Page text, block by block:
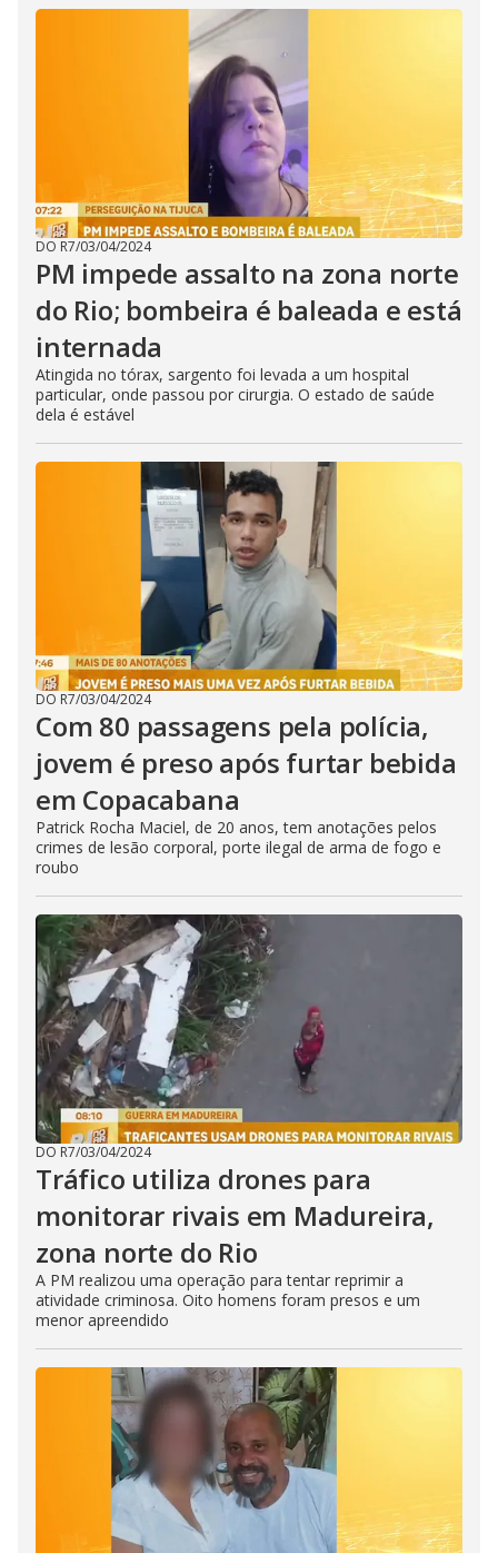
DO R7/03/04/2024
PM impede assalto na zona norte
do Rio; bombeira é baleada e está
internada
Atingida no tórax, sargento foi levada a um hospital
particular, onde passou por cirurgia. O estado de saúde
dela é estável
DO R7/03/04/2024
Com 80 passagens pela polícia,
jovem é preso após furtar bebida
em Copacabana
Patrick Rocha Maciel, de 20 anos, tem anotações pelos
crimes de lesão corporal, porte ilegal de arma de fogo e
roubo
DO R7/03/04/2024
Tráfico utiliza drones para
monitorar rivais em Madureira,
zona norte do Rio
A PM realizou uma operação para tentar reprimir a
atividade criminosa. Oito homens foram presos e um
menor apreendido